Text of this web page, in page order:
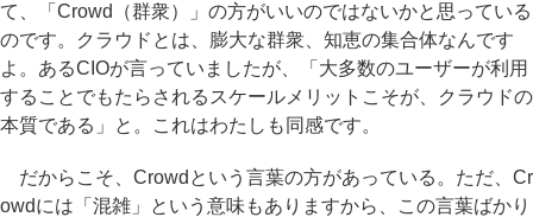
て、「Crowd（群衆）」の方がいいのではないかと思っている
のです。クラウドとは、膨大な群衆、知恵の集合体なんです
よ。あるCIOが言っていましたが、「大多数のユーザーが利用
することでもたらされるスケールメリットこそが、クラウドの
本質である」と。これはわたしも同感です。
だからこそ、Crowdという言葉の方があっている。ただ、Cr
owdには「混雑」という意味もありますから、この言葉ばかり